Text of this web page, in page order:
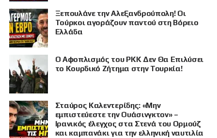
Ξεπουλάνε την Αλεξανδρούπολη! Οι
Τούρκοι αγοράζουν παντού στη Βόρειο
Ελλάδα
Ο Αφοπλισμός του PKK Δεν Θα Επιλύσει
το Κουρδικό Ζήτημα στην Τουρκία!
Σταύρος Καλεντερίδης: «Μην
εμπιστεύεστε την Ουάσινγκτον» –
Ιρανικός έλεγχος στα Στενά του Ορμούζ
και καμπανάκι για την ελληνική ναυτιλία